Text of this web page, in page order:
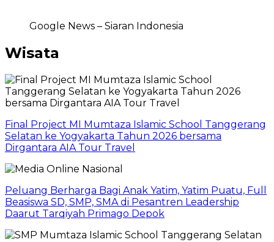
Google News – Siaran Indonesia
Wisata
Final Project MI Mumtaza Islamic School Tanggerang
Selatan ke Yogyakarta Tahun 2026 bersama
Dirgantara AIA Tour Travel
Peluang Berharga Bagi Anak Yatim, Yatim Puatu, Full
Beasiswa SD, SMP, SMA di Pesantren Leadership
Daarut Tarqiyah Primago Depok